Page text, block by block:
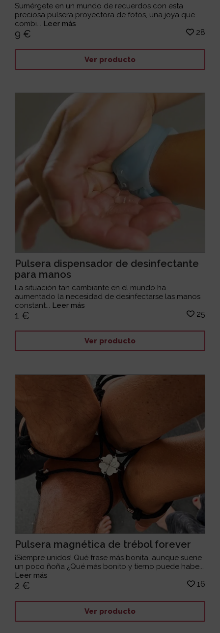
Sumérgete en un mundo de recuerdos con esta
preciosa pulsera proyectora de fotos, una joya que
combi... Leer más
9 € 28
Ver producto
Pulsera dispensador de desinfectante
para manos
La situación tan cambiante en el mundo ha
aumentado la necesidad de desinfectarse las manos
constant... Leer más
1 € 25
Ver producto
Pulsera magnética de trébol forever
¡Siempre unidos! Qué frase más bonita, aunque suene
un poco ñoña ¿Qué más bonito y tierno puede habe...
Leer más
2 € 16
Ver producto